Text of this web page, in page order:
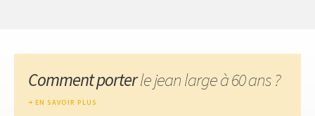
Comment porterle jean large à 60 ans ?
EN SAVOIR PLUS